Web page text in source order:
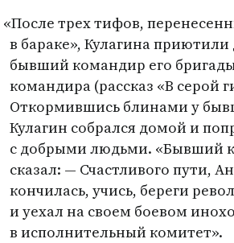
«После трех тифов,
в бараке», Кулагина
бывший командир его
командира (рассказ «В серой
Откормившись блинами у
Кулагин собрался домой и
с добрыми людьми. «Бывший
сказал: — Счастливого пути,
кончилась, учись, береги
и уехал на своем боевом
в исполнительный комитет».